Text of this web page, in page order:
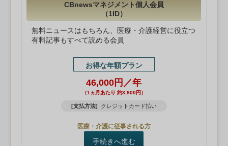
CBnewsマネジメント個人会員
（1ID）
無料ニュースはもちろん、医療・介護経営に役立つ
有料記事もすべて読める会員
お得な年額プラン
46,000円／年
（1ヵ月あたり 約3,800円）
[支払方法] クレジットカード払い
医療・介護に従事される方
手続きへ進む